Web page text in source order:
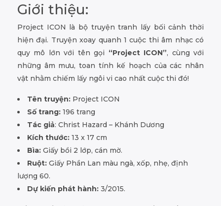
Giới thiệu:
Project ICON là bộ truyện tranh lấy bối cảnh thời
hiện đại. Truyện xoay quanh 1 cuộc thi âm nhạc có
quy mô lớn với tên gọi “Project ICON”, cùng với
những âm mưu, toan tính kế hoạch của các nhân
vật nhằm chiếm lấy ngôi vi cao nhất cuộc thi đó!
Tên truyện: Project ICON
Số trang: 196 trang
Tác giả: Christ Hazard – Khánh Dương
Kích thước: 13 x 17 cm
Bìa: Giấy bồi 2 lớp, cán mờ.
Ruột: Giấy Phần Lan màu ngà, xốp, nhẹ, định
lượng 60.
Dự kiến phát hành: 3/2015.